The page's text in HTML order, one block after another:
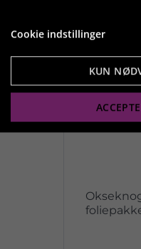
Cookie indstillinger
KUN